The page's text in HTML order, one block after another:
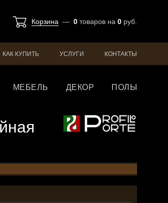
Корзина — 0 товаров на 0 руб.
КАК КУПИТЬ УСЛУГИ КОНТАКТЫ
МЕБЕЛЬ ДЕКОР ПОЛЫ